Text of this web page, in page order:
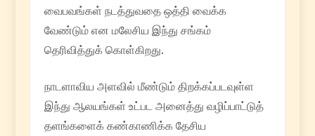
வைபவங்கள் நடத்துவதை ஒத்தி வைக்க
வேண்டும் என மலேசிய இந்து சங்கம்
தெரிவித்துக் கொள்கிறது.
நாடளாவிய அளவில் மீண்டும் திறக்கப்படவுள்ள
இந்து ஆலயங்கள் உட்பட அனைத்து வழிப்பாட்டுத்
தளங்களைக் கண்காணிக்க தேசிய